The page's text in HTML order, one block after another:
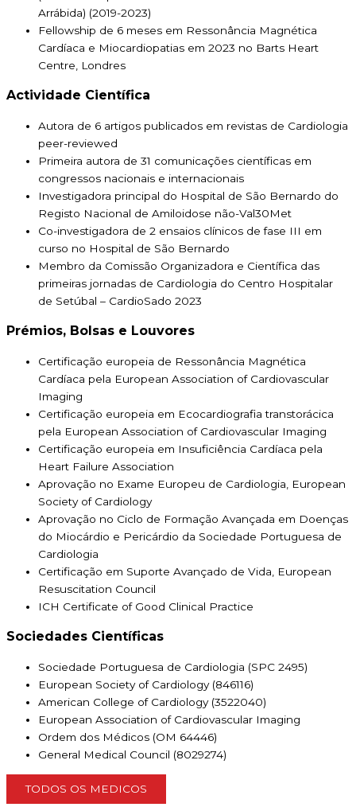
Arrábida) (2019-2023)
Fellowship de 6 meses em Ressonância Magnética
Cardíaca e Miocardiopatias em 2023 no Barts Heart
Centre, Londres
Actividade Científica
Autora de 6 artigos publicados em revistas de Cardiologia
peer-reviewed
Primeira autora de 31 comunicações científicas em
congressos nacionais e internacionais
Investigadora principal do Hospital de São Bernardo do
Registo Nacional de Amiloidose não-Val30Met
Co-investigadora de 2 ensaios clínicos de fase III em
curso no Hospital de São Bernardo
Membro da Comissão Organizadora e Científica das
primeiras jornadas de Cardiologia do Centro Hospitalar
de Setúbal – CardioSado 2023
Prémios, Bolsas e Louvores
Certificação europeia de Ressonância Magnética
Cardíaca pela European Association of Cardiovascular
Imaging
Certificação europeia em Ecocardiografia transtorácica
pela European Association of Cardiovascular Imaging
Certificação europeia em Insuficiência Cardíaca pela
Heart Failure Association
Aprovação no Exame Europeu de Cardiologia, European
Society of Cardiology
Aprovação no Ciclo de Formação Avançada em Doenças
do Miocárdio e Pericárdio da Sociedade Portuguesa de
Cardiologia
Certificação em Suporte Avançado de Vida, European
Resuscitation Council
ICH Certificate of Good Clinical Practice
Sociedades Científicas
Sociedade Portuguesa de Cardiologia (SPC 2495)
European Society of Cardiology (846116)
American College of Cardiology (3522040)
European Association of Cardiovascular Imaging
Ordem dos Médicos (OM 64446)
General Medical Council (8029274)
TODOS OS MEDICOS